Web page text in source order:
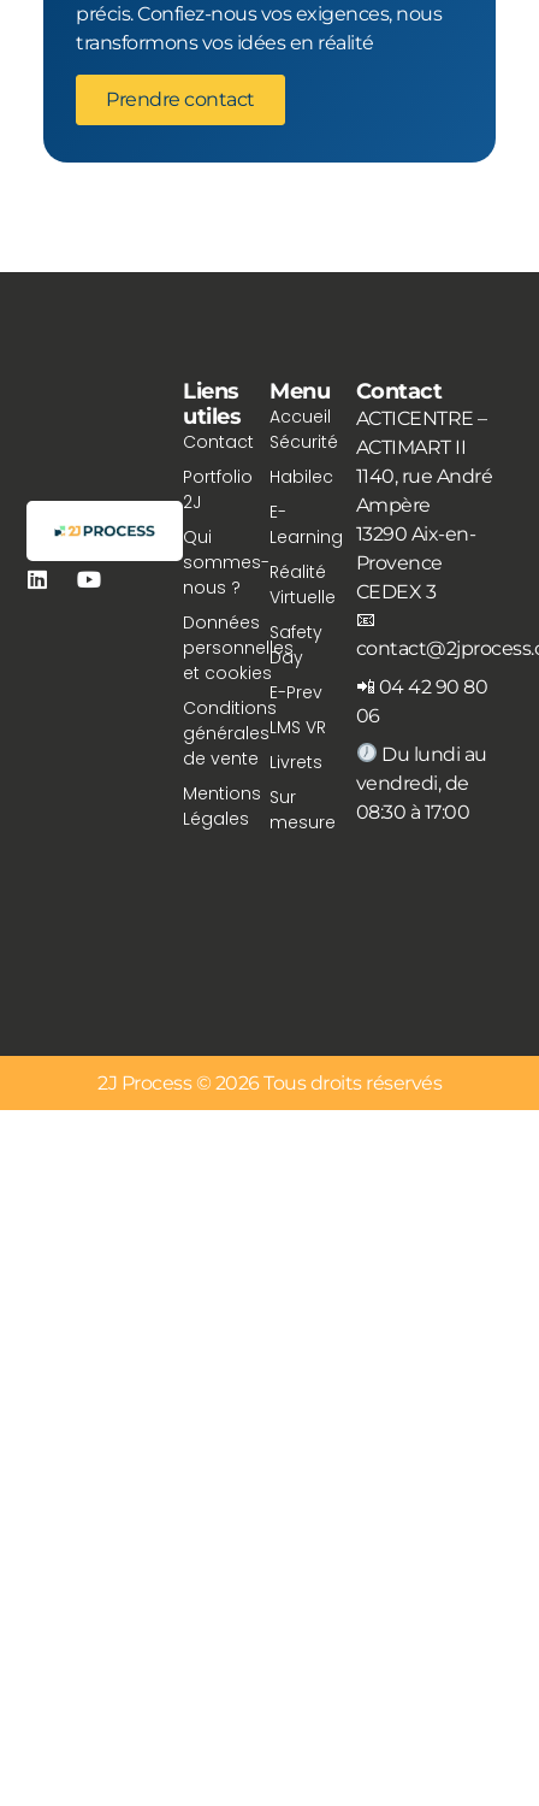
précis. Confiez-nous vos exigences, nous
transformons vos idées en réalité
Prendre contact
Menu
Accueil
Sécurité
Habilec
E-
Learning
Réalité
Virtuelle
Safety
Day
E-Prev
LMS VR
Livrets
Sur
mesure
Liens
utiles
Contact
Portfolio
2J
Qui
sommes-
nous ?
Données
personnelles
et cookies
Conditions
générales
de vente
Mentions
Légales
Contact
ACTICENTRE –
ACTIMART II
1140, rue André
Ampère
13290 Aix-en-
Provence
CEDEX 3
📧
📲 04 42 90 80
06
Du lundi au
vendredi, de
08:30 à 17:00
2J Process © 2026 Tous droits réservés